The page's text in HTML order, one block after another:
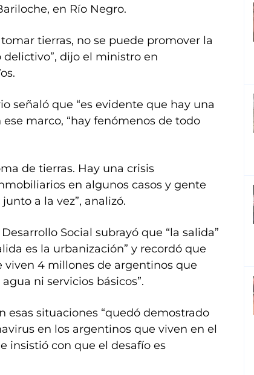
en Río Negro.
tierras, no se puede promover la
dijo el ministro en
señaló que “es evidente que hay una
marco, “hay fenómenos de todo
de tierras. Hay una crisis
en algunos casos y gente
a la vez”, analizó.
Social subrayó que “la salida”
es la urbanización” y recordó que
viven 4 millones de argentinos que
ni servicios básicos”.
esas situaciones “quedó demostrado
en los argentinos que viven en el
insistió con que el desafío es